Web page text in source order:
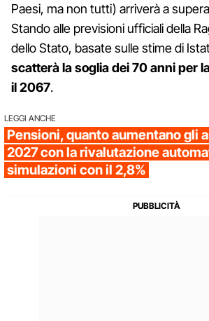
Paesi, ma non tutti) arriverà a
Stando alle previsioni ufficiali della
dello Stato, basate sulle stime di
scatterà la soglia dei 70 anni per
il 2067.
LEGGI ANCHE
Pensioni, quanto aumentano gli
2027 con la rivalutazione
simulazioni con il 2,8%